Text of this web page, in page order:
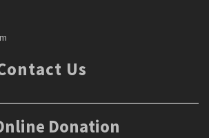
Us
Donation